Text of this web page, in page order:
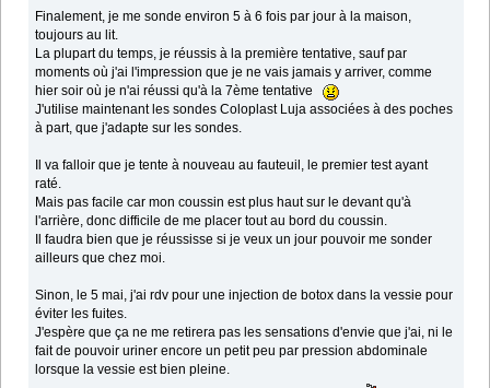
Finalement, je me sonde environ 5 à 6 fois par jour à la maison,
toujours au lit.
La plupart du temps, je réussis à la première tentative, sauf par
moments où j'ai l'impression que je ne vais jamais y arriver, comme
hier soir où je n'ai réussi qu'à la 7ème tentative
J'utilise maintenant les sondes Coloplast Luja associées à des poches
à part, que j'adapte sur les sondes.
Il va falloir que je tente à nouveau au fauteuil, le premier test ayant
raté.
Mais pas facile car mon coussin est plus haut sur le devant qu'à
l'arrière, donc difficile de me placer tout au bord du coussin.
Il faudra bien que je réussisse si je veux un jour pouvoir me sonder
ailleurs que chez moi.
Sinon, le 5 mai, j'ai rdv pour une injection de botox dans la vessie pour
éviter les fuites.
J'espère que ça ne me retirera pas les sensations d'envie que j'ai, ni le
fait de pouvoir uriner encore un petit peu par pression abdominale
lorsque la vessie est bien pleine.